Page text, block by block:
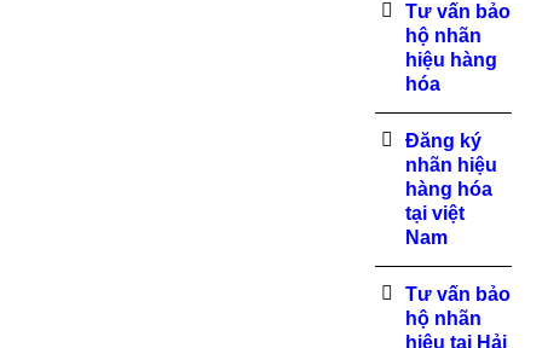
Tư vấn bảo
hộ nhãn
hiệu hàng
hóa
Đăng ký
nhãn hiệu
hàng hóa
tại việt
Nam
Tư vấn bảo
hộ nhãn
hiệu tại Hải